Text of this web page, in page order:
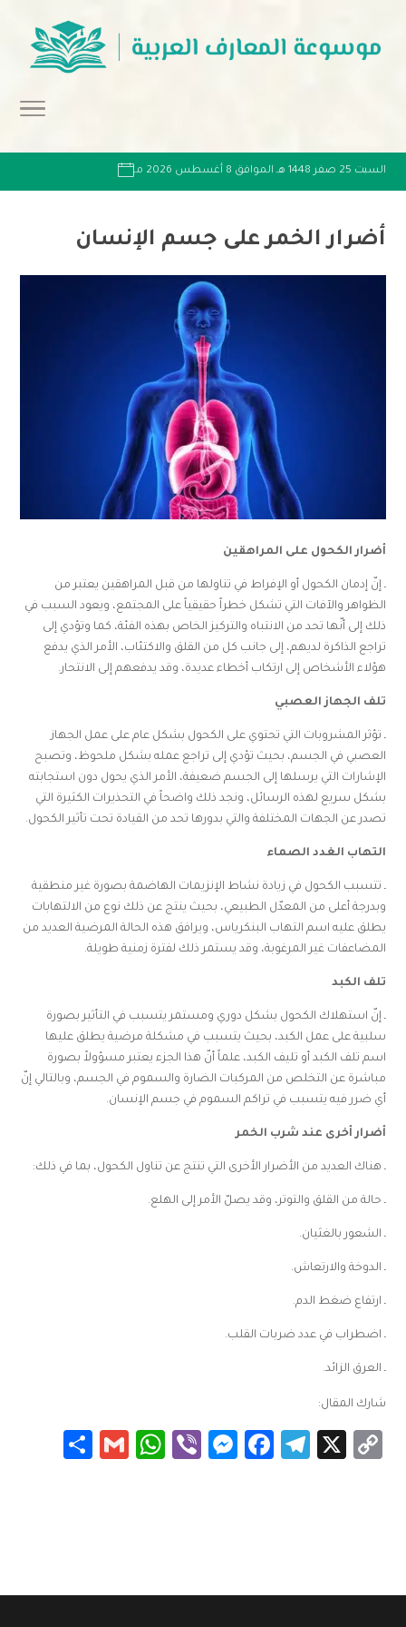
السبت 25 صفر 1448 هـ الموافق 8 أغسطس 2026 مـ
أضرار الخمر على جسم الإنسان
أضرار الكحول على المراهقين
ـ إنّ إدمان الكحول أو الإفراط في تناولها من قبل المراهقين يعتبر من
الظواهر والآفات التي تشكل خطراً حقيقياً على المجتمع، ويعود السبب في
ذلك إلى أنّها تحد من الانتباه والتركيز الخاص بهذه الفئة، كما وتؤدي إلى
تراجع الذاكرة لديهم، إلى جانب كل من القلق والاكتئاب، الأمر الذي يدفع
هؤلاء الأشخاص إلى ارتكاب أخطاء عديدة، وقد يدفعهم إلى الانتحار.
تلف الجهاز العصبي
ـ تؤثر المشروبات التي تحتوي على الكحول بشكل عام على عمل الجهاز
العصبي في الجسم، بحيث تؤدي إلى تراجع عمله بشكل ملحوظ، وتصبح
الإشارات التي يرسلها إلى الجسم ضعيفة، الأمر الذي يحول دون استجابته
بشكل سريع لهذه الرسائل، ونجد ذلك واضحاً في التحذيرات الكثيرة التي
تصدر عن الجهات المختلفة والتي بدورها تحد من القيادة تحت تأثير الكحول.
التهاب الغدد الصماء
ـ تتسبب الكحول في زيادة نشاط الإنزيمات الهاضمة بصورة غير منطقية
وبدرجة أعلى من المعدّل الطبيعي، بحيث ينتج عن ذلك نوع من الالتهابات
يطلق عليه اسم التهاب البنكرياس، ويرافق هذه الحالة المرضية العديد من
المضاعفات غير المرغوبة، وقد يستمر ذلك لفترة زمنية طويلة.
تلف الكبد
ـ إنّ استهلاك الكحول بشكل دوري ومستمر يتسبب في التأثير بصورة
سلبية على عمل الكبد، بحيث يتسبب في مشكلة مرضية يطلق عليها
اسم تلف الكبد أو تليف الكبد، علماً أنّ هذا الجزء يعتبر مسؤولاً بصورة
مباشرة عن التخلص من المركبات الضارة والسموم في الجسم، وبالتالي إنّ
أي ضرر فيه يتسبب في تراكم السموم في جسم الإنسان.
أضرار أخرى عند شرب الخمر
ـ هناك العديد من الأضرار الأخرى التي تنتج عن تناول الكحول، بما في ذلك:
ـ حالة من القلق والتوتر، وقد يصلّ الأمر إلى الهلع.
ـ الشعور بالغثيان.
ـ الدوخة والارتعاش.
ـ ارتفاع ضغط الدم.
ـ اضطراب في عدد ضربات القلب.
ـ العرق الزائد.
شارك المقال:
Copy
X
Telegram
Facebook
Messenger
Viber
WhatsApp
Gmail